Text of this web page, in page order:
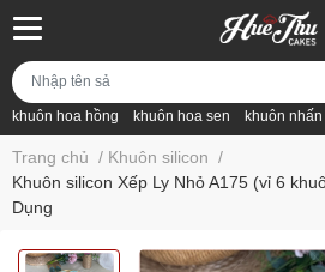
khuôn hoa hồng khuôn hoa sen khuôn nhấn
Trang chủ / Khuôn silicon /
Khuôn silicon Xếp Ly Nhỏ A175 (vỉ 6
Dụng